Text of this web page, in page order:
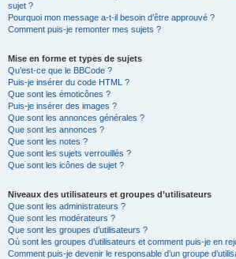
sujet ?
Pourquoi mon message a-t-il besoin d’être approuvé ?
Comment puis-je remonter mes sujets ?
Mise en forme et types de sujets
Qu’est-ce que le BBCode ?
Puis-je insérer du code HTML ?
Que sont les émoticônes ?
Puis-je insérer des images ?
Que sont les annonces générales ?
Que sont les annonces ?
Que sont les notes ?
Que sont les sujets verrouillés ?
Que sont les icônes de sujet ?
Niveaux des utilisateurs et groupes d’utilisateurs
Que sont les administrateurs ?
Que sont les modérateurs ?
Que sont les groupes d’utilisateurs ?
Où sont les groupes d’utilisateurs et comment puis-je en
Comment puis-je devenir le responsable d’un groupe